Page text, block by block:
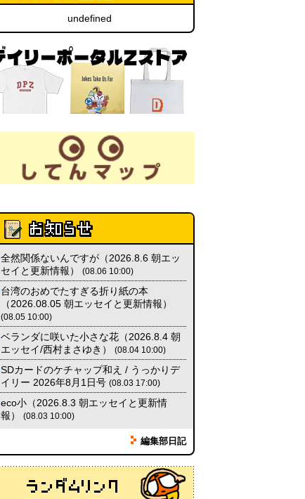
夏の良さ、庭の木を抜く、AIっぽ
さ・7/25～31 のデイリーポータ
ルZダイジェスト (デイリーポー
タルZ)
(08.02 11:00)
おもしろいって言われたい 第1回
(08.02 11:00)
冷房の壊れた焼肉屋（2026.8.2
朝エッセイと更新情報）
(トルー)
(08.02 10:00)
アップルは甘渋かった（傑作選）
(玉置標本) (08.01 18:00)
非常口の可能性があるタイヤ(ん
ちゅたぐい) (08.01 16:00)
青森駅前にはビーチがある(読者
投稿) (08.01 16:00)
undefined
全然関係ないんですが（2026.8.6 朝エッ
セイと更新情報）
(08.06 10:00)
台湾のおめでたすぎる折り紙の本
（2026.08.05 朝エッセイと更新情報）
(08.05 10:00)
ベランダに咲いた小さな花（2026.8.4 朝
エッセイ/西村まさゆき）
(08.04 10:00)
SDカードのケチャップ和え / うっかりデ
イリー 2026年8月1日号 (08.03 17:00)
eco小（2026.8.3 朝エッセイと更新情
報）
(08.03 10:00)
編集部日記